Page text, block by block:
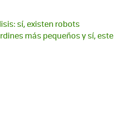
sí, existen robots
más pequeños y sí, este